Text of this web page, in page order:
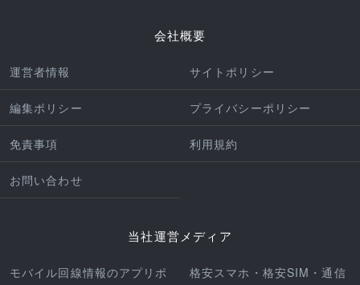
会社概要
運営者情報 サイトポリシー
編集ポリシー プライバシーポリシー
免責事項 利用規約
お問い合わせ
当社運営メディア
モバイル回線情報のアプリポ 格安スマホ・格安SIM・通信